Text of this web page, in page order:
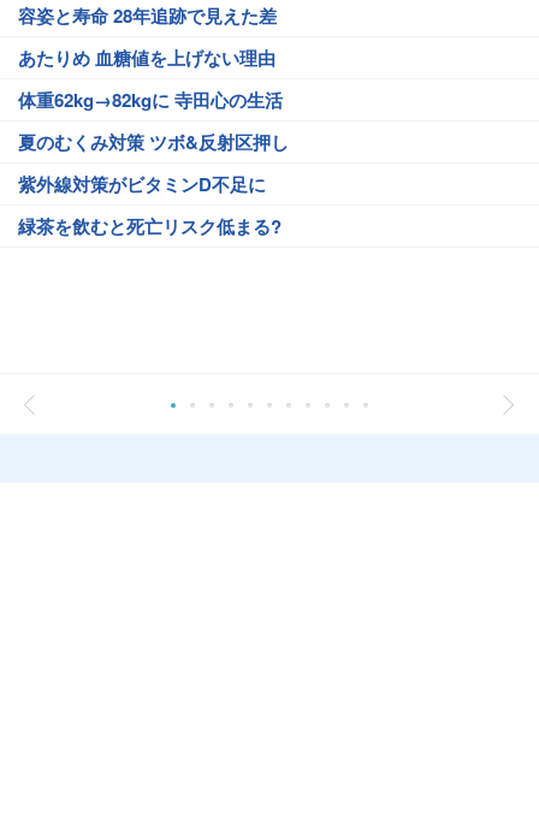
容姿と寿命 28年追跡で見えた差
あたりめ 血糖値を上げない理由
体重62kg→82kgに 寺田心の生活
夏のむくみ対策 ツボ&反射区押し
紫外線対策がビタミンD不足に
緑茶を飲むと死亡リスク低まる?